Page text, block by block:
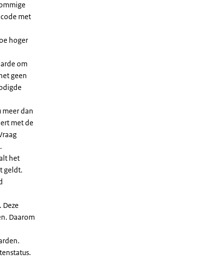
met
hoger
om
geen
meer dan
met de
het
geldt.
Daarom